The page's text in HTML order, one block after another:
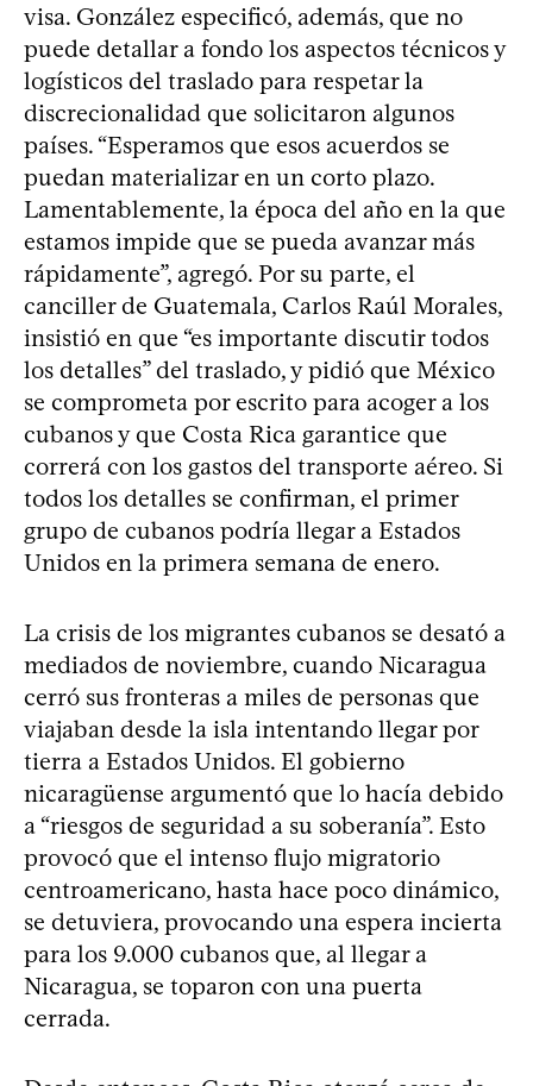
visa. González especificó, además, que no
puede detallar a fondo los aspectos técnicos y
logísticos del traslado para respetar la
discrecionalidad que solicitaron algunos
países. “Esperamos que esos acuerdos se
puedan materializar en un corto plazo.
Lamentablemente, la época del año en la que
estamos impide que se pueda avanzar más
rápidamente”, agregó. Por su parte, el
canciller de Guatemala, Carlos Raúl Morales,
insistió en que “es importante discutir todos
los detalles” del traslado, y pidió que México
se comprometa por escrito para acoger a los
cubanos y que Costa Rica garantice que
correrá con los gastos del transporte aéreo. Si
todos los detalles se confirman, el primer
grupo de cubanos podría llegar a Estados
Unidos en la primera semana de enero.
La crisis de los migrantes cubanos se desató a
mediados de noviembre, cuando Nicaragua
cerró sus fronteras a miles de personas que
viajaban desde la isla intentando llegar por
tierra a Estados Unidos. El gobierno
nicaragüense argumentó que lo hacía debido
a “riesgos de seguridad a su soberanía”. Esto
provocó que el intenso flujo migratorio
centroamericano, hasta hace poco dinámico,
se detuviera, provocando una espera incierta
para los 9.000 cubanos que, al llegar a
Nicaragua, se toparon con una puerta
cerrada.